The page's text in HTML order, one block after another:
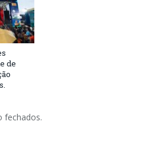
de
fechados.